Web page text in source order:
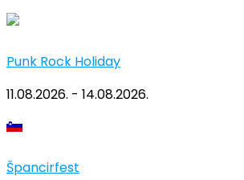
Punk Rock Holiday
11.08.2026. - 14.08.2026.
Špancirfest